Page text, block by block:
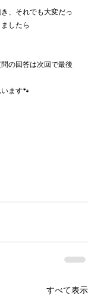
、それでも大変だっ
したら
の回答は次回で最後
ます🐾
すべて表示